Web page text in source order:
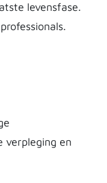
levensfase.
verpleging en